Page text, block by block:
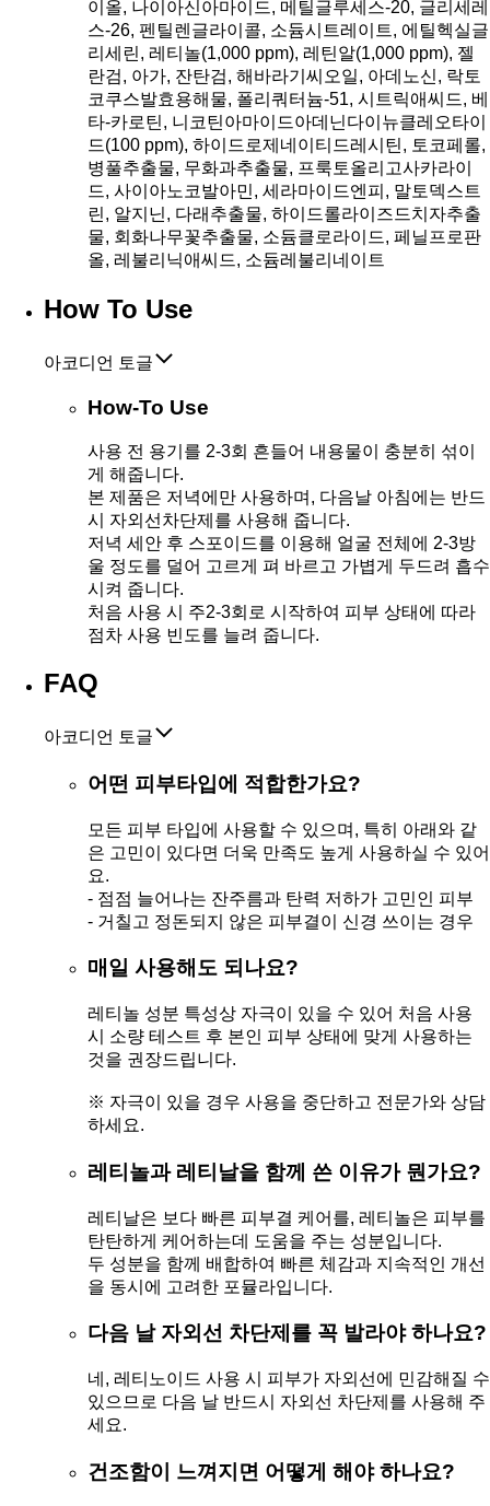
이올, 나이아신아마이드, 메틸글루세스-20, 글리세레
스-26, 펜틸렌글라이콜, 소듐시트레이트, 에틸헥실글
리세린, 레티놀(1,000 ppm), 레틴알(1,000 ppm), 젤
란검, 아가, 잔탄검, 해바라기씨오일, 아데노신, 락토
코쿠스발효용해물, 폴리쿼터늄-51, 시트릭애씨드, 베
타-카로틴, 니코틴아마이드아데닌다이뉴클레오타이
드(100 ppm), 하이드로제네이티드레시틴, 토코페롤,
병풀추출물, 무화과추출물, 프룩토올리고사카라이
드, 사이아노코발아민, 세라마이드엔피, 말토덱스트
린, 알지닌, 다래추출물, 하이드롤라이즈드치자추출
물, 회화나무꽃추출물, 소듐클로라이드, 페닐프로판
올, 레불리닉애씨드, 소듐레불리네이트
How To Use
아코디언 토글
How-To Use
사용 전 용기를 2-3회 흔들어 내용물이 충분히 섞이
게 해줍니다.
본 제품은 저녁에만 사용하며, 다음날 아침에는 반드
시 자외선차단제를 사용해 줍니다.
저녁 세안 후 스포이드를 이용해 얼굴 전체에 2-3방
울 정도를 덜어 고르게 펴 바르고 가볍게 두드려 흡수
시켜 줍니다.
처음 사용 시 주2-3회로 시작하여 피부 상태에 따라
점차 사용 빈도를 늘려 줍니다.
FAQ
아코디언 토글
어떤 피부타입에 적합한가요?
모든 피부 타입에 사용할 수 있으며, 특히 아래와 같
은 고민이 있다면 더욱 만족도 높게 사용하실 수 있어
요.
- 점점 늘어나는 잔주름과 탄력 저하가 고민인 피부
- 거칠고 정돈되지 않은 피부결이 신경 쓰이는 경우
매일 사용해도 되나요?
레티놀 성분 특성상 자극이 있을 수 있어 처음 사용
시 소량 테스트 후 본인 피부 상태에 맞게 사용하는
것을 권장드립니다.
※ 자극이 있을 경우 사용을 중단하고 전문가와 상담
하세요.
레티놀과 레티날을 함께 쓴 이유가 뭔가요?
레티날은 보다 빠른 피부결 케어를, 레티놀은 피부를
탄탄하게 케어하는데 도움을 주는 성분입니다.
두 성분을 함께 배합하여 빠른 체감과 지속적인 개선
을 동시에 고려한 포뮬라입니다.
다음 날 자외선 차단제를 꼭 발라야 하나요?
네, 레티노이드 사용 시 피부가 자외선에 민감해질 수
있으므로 다음 날 반드시 자외선 차단제를 사용해 주
세요.
건조함이 느껴지면 어떻게 해야 하나요?